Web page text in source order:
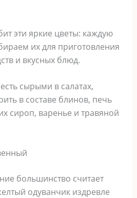
эти яркие цветы: каждую
их для приготовления
и вкусных блюд.
сырыми в салатах,
в составе блинов, печь
сироп, варенье и травяной
большинство считает
одуванчик издревле